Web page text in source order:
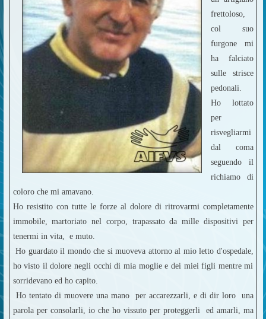
frettoloso,
col suo
furgone mi
ha falciato
sulle strisce
pedonali.
Ho lottato
per
risvegliarmi
dal coma
seguendo il
richiamo di
coloro che mi amavano.
Ho resistito con tutte le forze al dolore di ritrovarmi completamente
immobile, martoriato nel corpo, trapassato da mille dispositivi per
tenermi in vita, e muto.
Ho guardato il mondo che si muoveva attorno al mio letto d'ospedale,
ho visto il dolore negli occhi di mia moglie e dei miei figli mentre mi
sorridevano ed ho capito.
Ho tentato di muovere una mano per accarezzarli, e di dir loro una
parola per consolarli, io che ho vissuto per proteggerli ed amarli, ma